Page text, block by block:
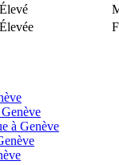
Élevé
Élevée
à Genève